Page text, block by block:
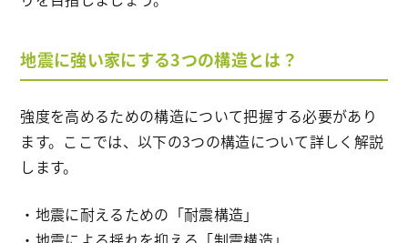
地震に強い家にする3つの構造とは？
強度を高めるための構造について把握する必要があり
ます。ここでは、以下の3つの構造について詳しく解説
します。
・地震に耐えるための「耐震構造」